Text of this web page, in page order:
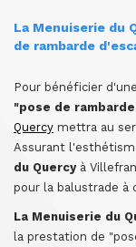
La Menuiserie du
de rambarde
Pour bénéficier d'une
"pose de
Quercy mettra au
Assurant
du Quercyà
pour la balustrade à
La Menuiserie du
la prestation de